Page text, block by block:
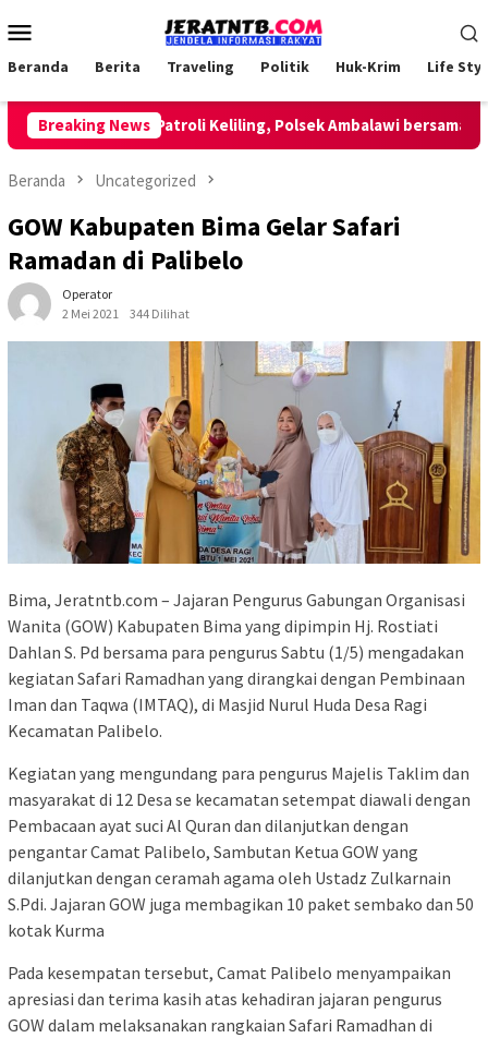
ke
Mobile
Beranda Berita Traveling Politik Huk-Krim Life
Breaking News
Lakukan Patroli Keliling, Polsek Ambalawi bersama TNI
Beranda Uncategorized
GOW Kabupaten Bima Gelar Safari
Ramadan di Palibelo
Operator
2 Mei 2021
344 Dilihat
Bima, Jeratntb.com – Jajaran Pengurus Gabungan Organisasi
Wanita (GOW) Kabupaten Bima yang dipimpin Hj. Rostiati
Dahlan S. Pd bersama para pengurus Sabtu (1/5) mengadakan
kegiatan Safari Ramadhan yang dirangkai dengan Pembinaan
Iman dan Taqwa (IMTAQ), di Masjid Nurul Huda Desa Ragi
Kecamatan Palibelo.
Kegiatan yang mengundang para pengurus Majelis Taklim dan
masyarakat di 12 Desa se kecamatan setempat diawali dengan
Pembacaan ayat suci Al Quran dan dilanjutkan dengan
pengantar Camat Palibelo, Sambutan Ketua GOW yang
dilanjutkan dengan ceramah agama oleh Ustadz Zulkarnain
S.Pdi. Jajaran GOW juga membagikan 10 paket sembako dan 50
kotak Kurma
Pada kesempatan tersebut, Camat Palibelo menyampaikan
apresiasi dan terima kasih atas kehadiran jajaran pengurus
GOW dalam melaksanakan rangkaian Safari Ramadhan di